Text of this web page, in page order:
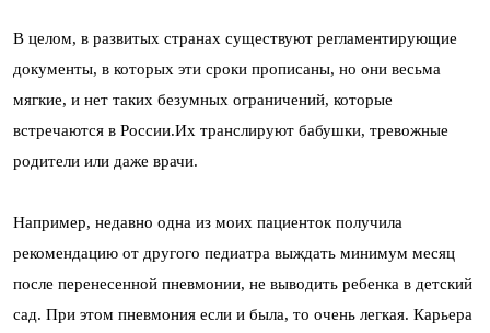
В целом, в развитых странах существуют регламентирующие
документы, в которых эти сроки прописаны, но они весьма
мягкие, и нет таких безумных ограничений, которые
встречаются в России.Их транслируют бабушки, тревожные
родители или даже врачи.
Например, недавно одна из моих пациенток получила
рекомендацию от другого педиатра выждать минимум месяц
после перенесенной пневмонии, не выводить ребенка в детский
сад. При этом пневмония если и была, то очень легкая. Карьера